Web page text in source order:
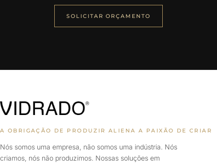
SOLICITAR ORÇAMENTO
A OBRIGAÇÃO DE PRODUZIR ALIENA A PAIXÃO DE CRIAR
Nós somos uma empresa, não somos uma indústria. Nós
criamos, nós não produzimos. Nossas soluções em